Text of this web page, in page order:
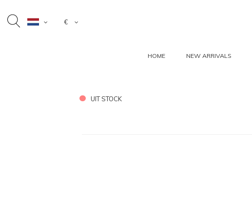
€
HOME NEW ARRIVALS
UIT STOCK